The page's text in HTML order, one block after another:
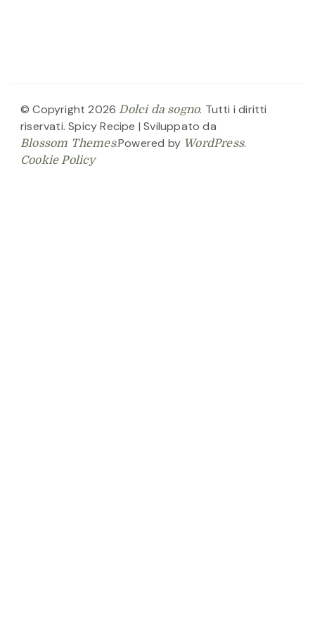
© Copyright 2026 Dolci da sogno. Tutti i diritti
riservati. Spicy Recipe | Sviluppato da
Blossom Themes.Powered by WordPress.
Cookie Policy